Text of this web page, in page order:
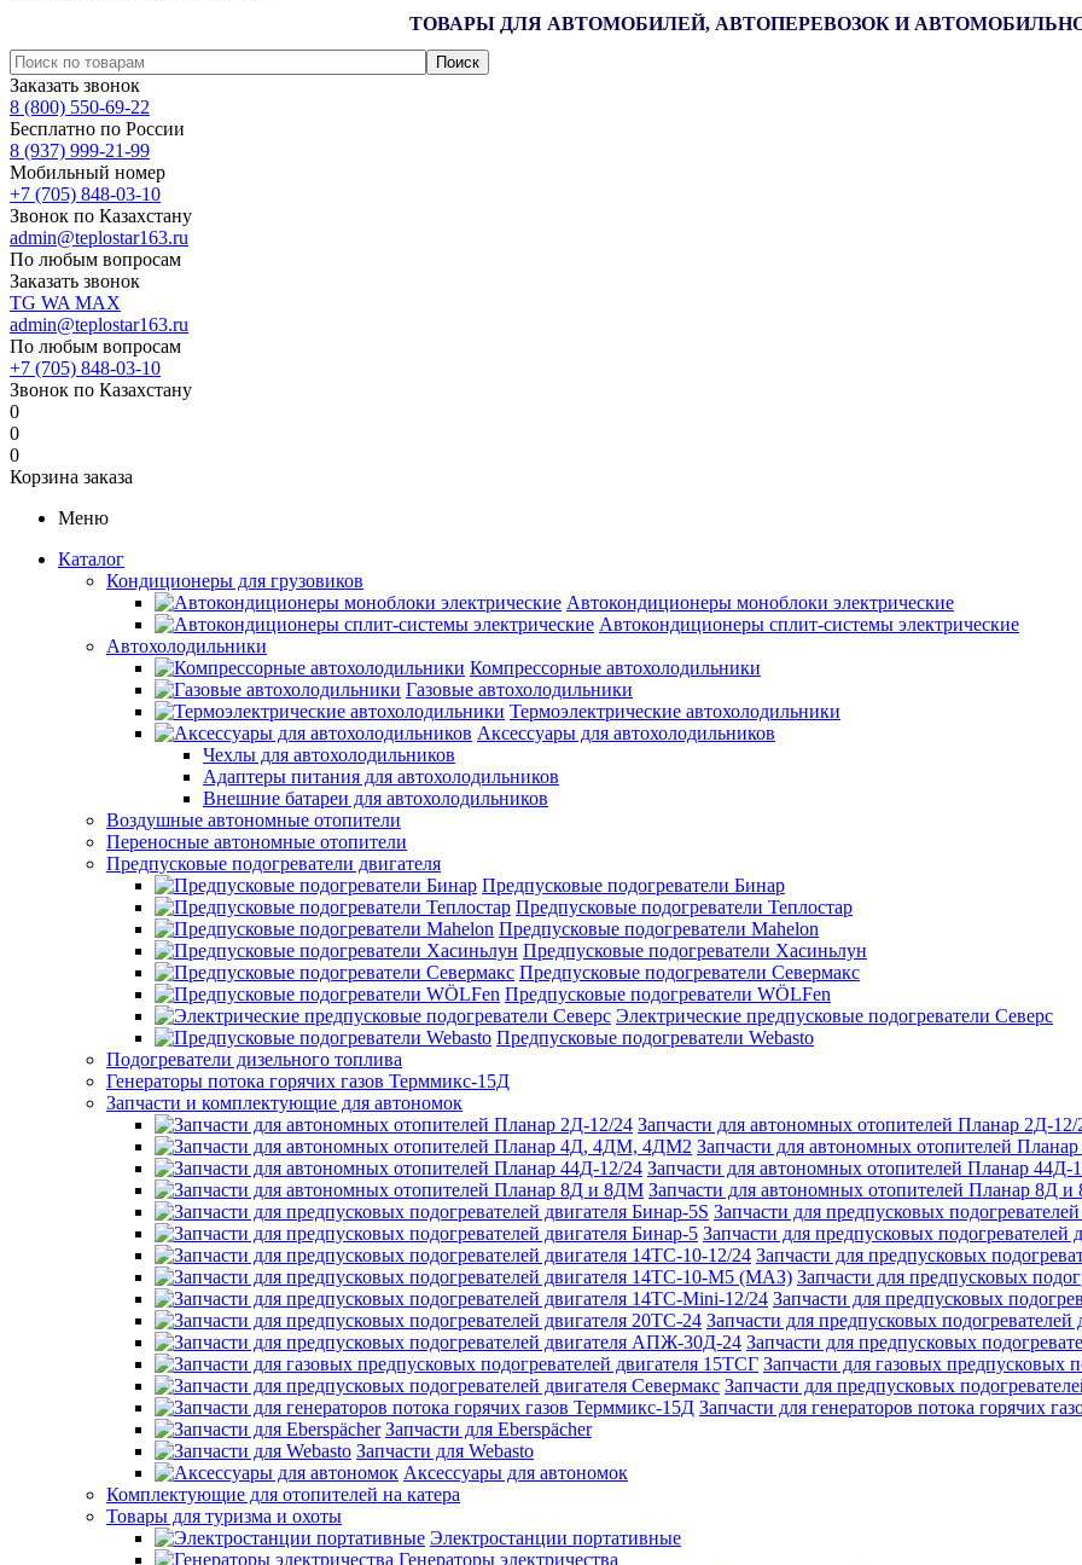
ТОВАРЫ ДЛЯ АВТОМОБИЛЕЙ, АВТОПЕРЕВОЗОК И
Заказать звонок
8 (800) 550-69-22
Бесплатно по России
8 (937) 999-21-99
Мобильный номер
+7 (705) 848-03-10
Звонок по Казахстану
admin@teplostar163.ru
По любым вопросам
Заказать звонок
TG WA MAX
admin@teplostar163.ru
По любым вопросам
+7 (705) 848-03-10
Звонок по Казахстану
0
0
0
Корзина заказа
Меню
Каталог
Кондиционеры для грузовиков
Автокондиционеры моноблоки электрические
Автокондиционеры сплит-системы электрические
Автохолодильники
Компрессорные автохолодильники
Газовые автохолодильники
Термоэлектрические автохолодильники
Аксессуары для автохолодильников
Чехлы для автохолодильников
Адаптеры питания для автохолодильников
Внешние батареи для автохолодильников
Воздушные автономные отопители
Переносные автономные отопители
Предпусковые подогреватели двигателя
Предпусковые подогреватели Бинар
Предпусковые подогреватели Теплостар
Предпусковые подогреватели Mahelon
Предпусковые подогреватели Хасиньлун
Предпусковые подогреватели Севермакс
Предпусковые подогреватели WÖLFen
Электрические предпусковые подогреватели Северс
Предпусковые подогреватели Webasto
Подогреватели дизельного топлива
Генераторы потока горячих газов Терммикс-15Д
Запчасти и комплектующие для автономок
Запчасти для автономных отопителей Планар 2Д-12/
Запчасти для автономных отопителей
Запчасти для автономных отопителей Планар 44Д-
Запчасти для автономных отопителей Планар 8Д
Запчасти для предпусковых
Запчасти для предпусковых подогревателей
Запчасти для предпусковых
Запчасти для предпусковых
Запчасти для предпусковых
Запчасти для предпусковых
Запчасти для предпусковых
Запчасти для газовых предпусковых
Запчасти для предпусковых
Запчасти для генераторов потока горячих
Запчасти для Eberspächer
Запчасти для Webasto
Аксессуары для автономок
Комплектующие для отопителей на катера
Товары для туризма и охоты
Электростанции портативные
Генераторы электричества